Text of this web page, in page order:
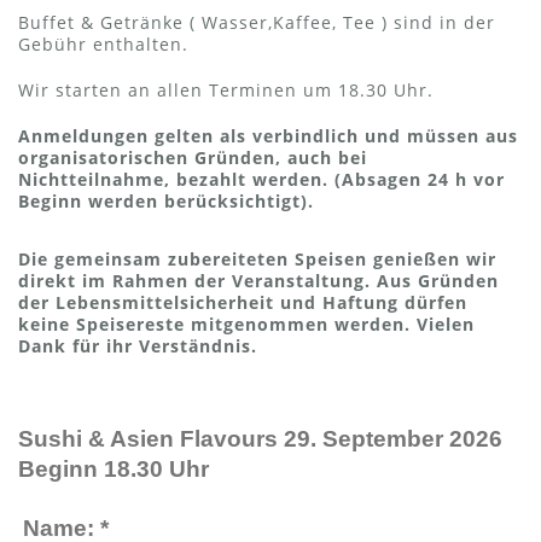
Buffet & Getränke ( Wasser,Kaffee, Tee ) sind in der
Gebühr enthalten.
Wir starten an allen Terminen um 18.30 Uhr.
Anmeldungen gelten als verbindlich und müssen aus
organisatorischen Gründen, auch bei
Nichtteilnahme, bezahlt werden. (Absagen 24 h vor
Beginn werden berücksichtigt).
Die gemeinsam zubereiteten Speisen genießen wir
direkt im Rahmen der Veranstaltung. Aus Gründen
der Lebensmittelsicherheit und Haftung dürfen
keine Speisereste mitgenommen werden. Vielen
Dank für ihr Verständnis.
Sushi & Asien Flavours 29. September 2026
Beginn 18.30 Uhr
Name: *